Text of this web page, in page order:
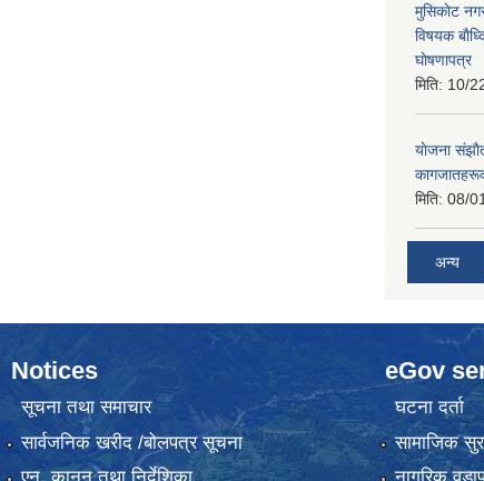
मुसिकाेट
विषयक
घाेषणापत्र
मिति: 10/
याेजना
मिति: 08/
अन्य
Notices
सूचना तथा समाचार
सार्वजनिक खरीद /बोलपत्र सूचना
eGov
घटना दर्ता
सामाजिक